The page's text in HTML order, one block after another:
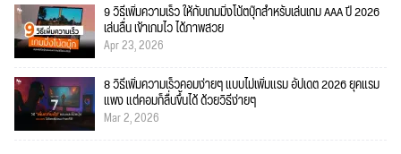
9 วิธีเพิ่มความเร็ว ให้กับเกมมิ่งโน้ตบุ๊กสำหรับเล่นเกม AAA ปี 2026
เล่นลื่น เข้าเกมไว ได้ภาพสวย
Apr 23, 2026
8 วิธีเพิ่มความเร็วคอมง่ายๆ แบบไม่เพิ่มแรม อัปเดต 2026 ยุคแรม
แพง แต่คอมก็ลื่นขึ้นได้ ด้วยวิธีง่ายๆ
Mar 2, 2026